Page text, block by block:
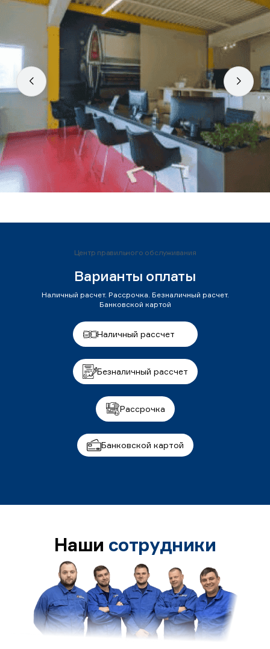
Центр правильного обслуживания
Варианты оплаты
Наличный расчет. Рассрочка. Безналичный расчет.
Банковской картой
Наличный рассчет
Безналичный рассчет
Рассрочка
Банковской картой
Наши сотрудники